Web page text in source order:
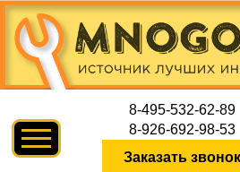
8-495-532-62-89
8-926-692-98-53
Заказать звонок